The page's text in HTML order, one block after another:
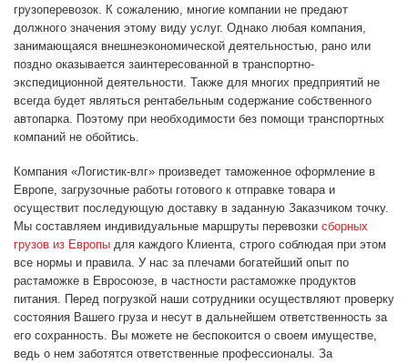
грузоперевозок. К сожалению, многие компании не предают
должного значения этому виду услуг. Однако любая компания,
занимающаяся внешнеэкономической деятельностью, рано или
поздно оказывается заинтересованной в транспортно-
экспедиционной деятельности. Также для многих предприятий не
всегда будет являться рентабельным содержание собственного
автопарка. Поэтому при необходимости без помощи транспортных
компаний не обойтись.
Компания «Логистик-влг» произведет таможенное оформление в
Европе, загрузочные работы готового к отправке товара и
осуществит последующую доставку в заданную Заказчиком точку.
Мы составляем индивидуальные маршруты перевозки сборных
грузов из Европы для каждого Клиента, строго соблюдая при этом
все нормы и правила. У нас за плечами богатейший опыт по
растаможке в Евросоюзе, в частности растаможке продуктов
питания. Перед погрузкой наши сотрудники осуществляют проверку
состояния Вашего груза и несут в дальнейшем ответственность за
его сохранность. Вы можете не беспокоится о своем имуществе,
ведь о нем заботятся ответственные профессионалы. За